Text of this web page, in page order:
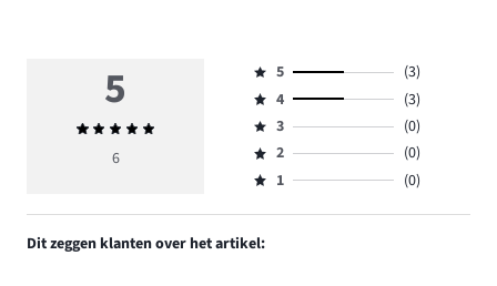
5
Gemiddelde
beoordeling
6
Beoordeling
5,
aantal
reviews
3.
5
(3)
Beoordeling
4,
aantal
reviews
4
(3)
Beoordeling
3,
aantal
3
(0)
Beoordeling
2,
0.
2
(0)
Beoordeling
1,
aantal
reviews
1 (0)
Dit zeggen klanten over het artikel: